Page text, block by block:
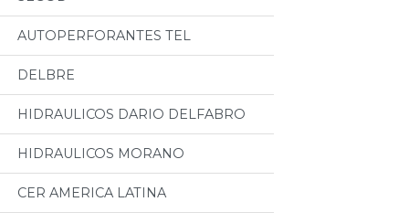
AUTOPERFORANTES TEL
DELBRE
HIDRAULICOS DARIO DELFABRO
HIDRAULICOS MORANO
CER AMERICA LATINA